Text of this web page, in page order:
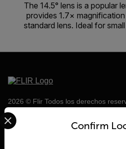
The 14.5° lens is a popular
provides 1.7×
standard lens. Ideal for
2026 © Flir Todos los derechos
Confirm
Select your preferred country